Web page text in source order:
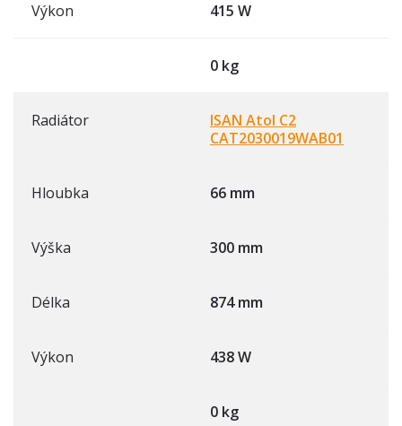
Výkon 415 W
0 kg
Radiátor
ISAN Atol C2
CAT2030019WAB01
Hloubka 66 mm
Výška 300 mm
Délka 874 mm
Výkon 438 W
0 kg